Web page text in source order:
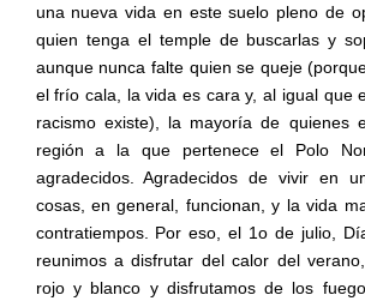
una nueva vida en este suelo pleno de
quien tenga el temple de buscarlas y
aunque nunca falte quien se queje
el frío cala, la vida es cara y, al igual que
racismo existe), la mayoría de quienes
región a la que pertenece el Polo
agradecidos. Agradecidos de vivir en
cosas, en general, funcionan, y la vida
contratiempos. Por eso, el 1o de julio,
reunimos a disfrutar del calor del
rojo y blanco y disfrutamos de los